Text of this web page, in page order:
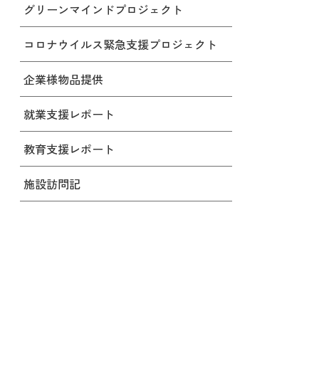
グリーンマインドプロジェクト
コロナウイルス緊急支援プロジェクト
企業様物品提供
就業支援レポート
教育支援レポート
施設訪問記